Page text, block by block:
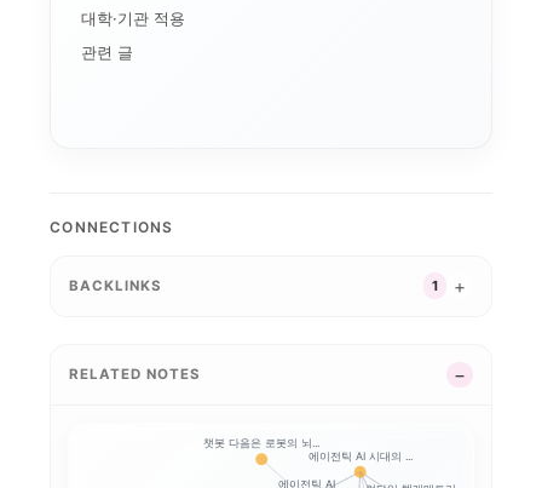
대학·기관 적용
관련 글
CONNECTIONS
BACKLINKS 1
RELATED NOTES
에이전틱 AI 시대의 ...
에이전틱 AI
연구용 AI 워크스테이...
CUDA
챗봇 다음은 로봇의 뇌...